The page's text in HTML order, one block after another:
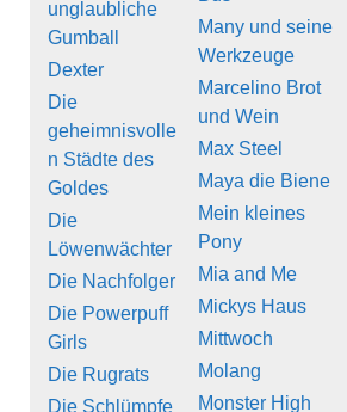
unglaubliche
Gumball
Dexter
Die
geheimnisvolle
n Städte des
Goldes
Die
Löwenwächter
Die Nachfolger
Die Powerpuff
Girls
Die Rugrats
Die Schlümpfe
Many und seine
Werkzeuge
Marcelino Brot
und Wein
Max Steel
Maya die Biene
Mein kleines
Pony
Mia and Me
Mickys Haus
Mittwoch
Molang
Monster High